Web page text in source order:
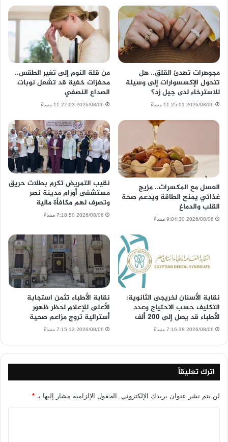
مجوهرات تهدئ القلق.. هل
تتحول الإكسسوارات إلى وسيلة
للاسترخاء لدى جيل زد؟
2026/08/06 11:25:01 مساءً
من قلة النوم إلى تغير الطقس..
محفزات خفية قد تشعل نوبات
الصداع النصفي
2026/08/06 11:22:03 مساءً
العسل مع المكسرات.. مزيج
غذائي يمنح الطاقة ويدعم صحة
القلب والدماغ
2026/08/06 9:04:30 مساءً
نقيب التمريض تكرم بطلات حريق
مستشفى أورام مدينة نصر
وتصرف لهم مكافأة مالية
2026/08/06 7:18:50 مساءً
نقابة الأسنان لخريجى الثانوية:
التكليف حسب الاحتياج وعدد
الأطباء قد يصل إلى 200 ألف
2026/08/06 7:16:38 مساءً
نقابة الأطباء تثمن استجابة
الأعلى للإعلام لحظر ظهور
أسترالية تروج مزاعم صحية
2026/08/06 7:15:13 مساءً
اترك تعليقاً
لن يتم نشر عنوان بريدك الإلكتروني. الحقول الإلزامية مشار إليها بـ *